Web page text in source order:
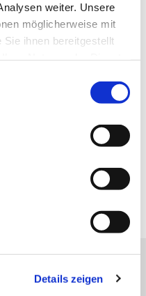
weiter. Unsere
möglicherweise mit
ihnen bereitgestellt
Details zeigen